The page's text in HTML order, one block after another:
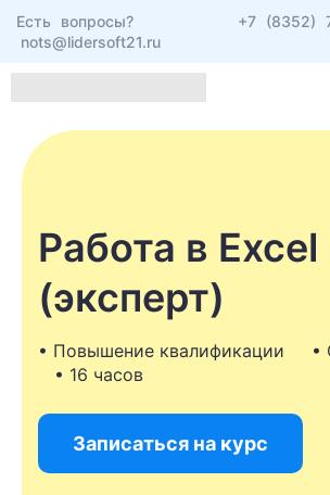
Есть вопросы?
+7 (8352)
nots@lidersoft21.ru
Работа в Excel
(эксперт)
• Повышение квалификации •
• 16 часов
Записаться на курс